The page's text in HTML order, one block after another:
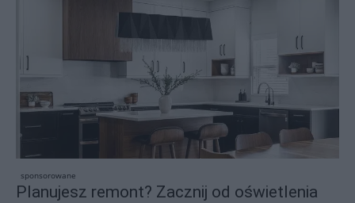
sponsorowane
Planujesz remont? Zacznij od oświetlenia